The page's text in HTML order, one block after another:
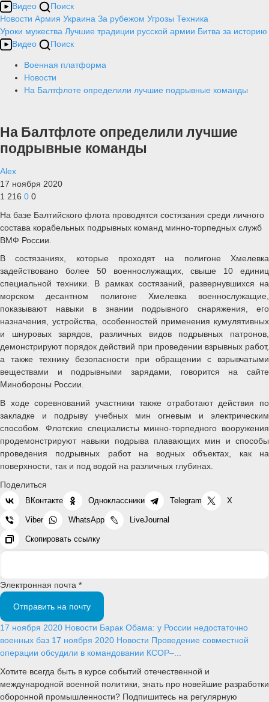
Видео
Поиск
Новости Армия Украина За рубежом Угрозы Техника
Уроки мужества Лучшие традиции русской армии Битва за историю
Видео
Поиск
Военная платформа
Новости
На Балтфлоте определили лучшие подрывные команды
На Балтфлоте определили лучшие
подрывные команды
Alex
17 ноября 2020
1 216 0 0
На базе Балтийского флота проводятся состязания среди личного
состава корабельных подрывных команд минно-торпедных служб
ВМФ России.
В состязаниях, которые проходят на полигоне Хмелевка
задействовано более 50 военнослужащих, свыше 10 единиц
специальной техники. В рамках состязаний, развернувшихся на
морском десантном полигоне Хмелевка военнослужащие,
показывают навыки в знании подрывного снаряжения, его
назначения, устройства, особенностей применения кумулятивных
и шнуровых зарядов, различных видов подрывных патронов,
демонстрируют порядок действий при проведении взрывных работ,
а также технику безопасности при обращении с взрывчатыми
веществами и подрывными зарядами, говорится на сайте
Минобороны России.
В ходе соревнований участники также отработают действия по
закладке и подрыву учебных мин огневым и электрическим
способом. Флотские специалисты минно-торпедного вооружения
продемонстрируют навыки подрыва плавающих мин и способы
проведения подрывных работ на водных объектах, как на
поверхности, так и под водой на различных глубинах.
Поделиться
ВКонтакте Одноклассники Telegram X
Viber WhatsApp LiveJournal
Скопировать ссылку
Электронная почта *
Отправить на почту
17 ноября 2020 Новости Барак Обама: у России недостаточно
военных баз 17 ноября 2020 Новости Проведение совместной
операции обсудили в командовании КСОР–...
Хотите всегда быть в курсе событий отечественной и
международной военной политики, знать про новейшие разработки
оборонной промышленности? Подпишитесь на регулярную